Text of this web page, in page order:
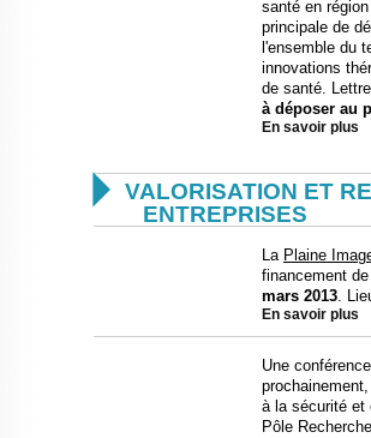
santé en
principale de
l'ensemble du
innovations
de santé.
à déposer au
En savoir plus
 VALORISATION ET
ENTREPRISES
La Plaine
financement
mars 2013.
En savoir plus
Une
à la sécurité et
Pôle